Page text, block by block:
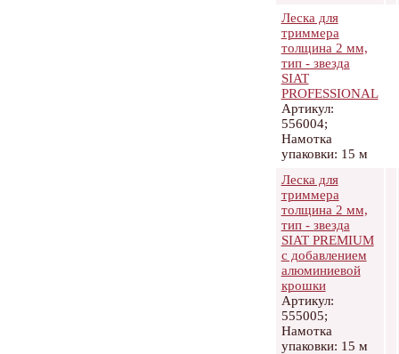
Леска для
триммера
толщина 2 мм,
тип - звезда
SIAT
PROFESSIONAL
Артикул:
556004;
Намотка
упаковки: 15 м
Леска для
триммера
толщина 2 мм,
тип - звезда
SIAT PREMIUM
с добавлением
алюминиевой
крошки
Артикул:
555005;
Намотка
упаковки: 15 м